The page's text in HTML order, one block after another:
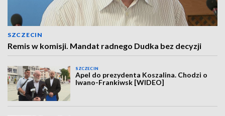
SZCZECIN
Remis w komisji. Mandat radnego Dudka bez decyzji
SZCZECIN
Apel do prezydenta Koszalina. Chodzi o
Iwano-Frankiwsk [WIDEO]